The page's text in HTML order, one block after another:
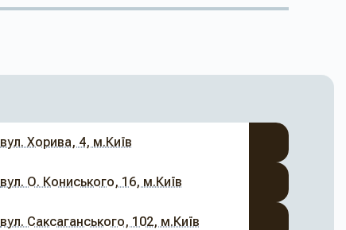
вул. Хорива, 4, м.Київ
вул. О. Кониського, 16, м.Київ
вул. Саксаганського, 102, м.Київ